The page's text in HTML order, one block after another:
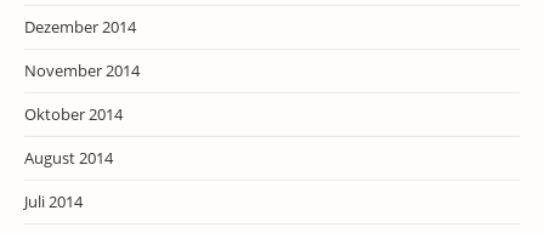
Dezember 2014
November 2014
Oktober 2014
August 2014
Juli 2014